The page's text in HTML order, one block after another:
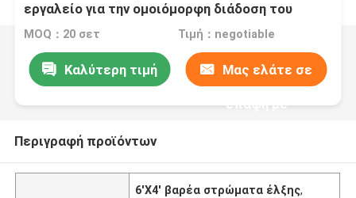
εργαλείο για την ομοιόμορφη διάδοση του
εδάφους και της άμμου
MOQ：20 σετ Τιμή：negotiable
Καλύτερη τιμή Μας ελάτε σε
επαφή με
Περιγραφή προϊόντων
6'X4' βαρέα στρώματα έλξης,